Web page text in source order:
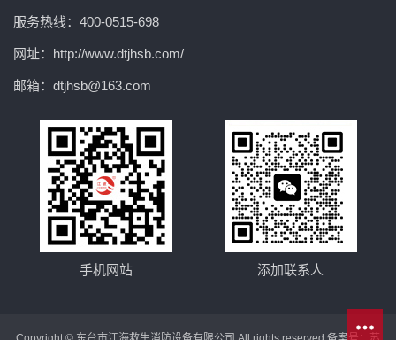
服务热线：400-0515-698
网址：http://www.dtjhsb.com/
邮箱：dtjhsb@163.com
手机网站 添加联系人